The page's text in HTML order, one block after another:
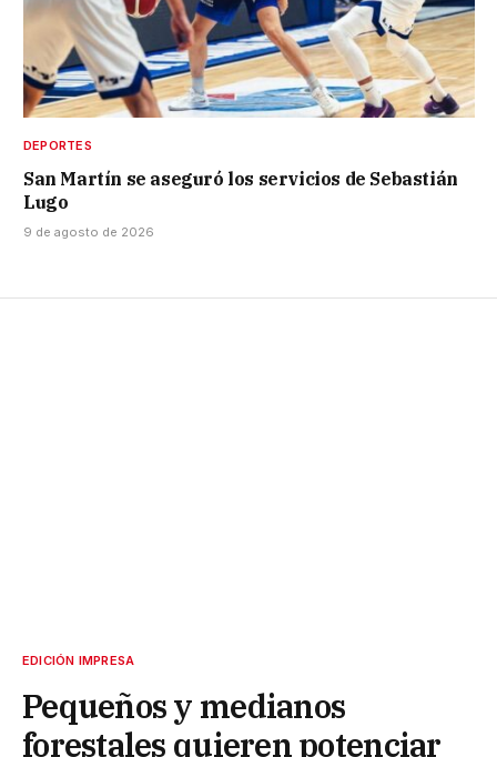
DEPORTES
San Martín se aseguró los servicios de Sebastián
Lugo
9 de agosto de 2026
EDICIÓN IMPRESA
Pequeños y medianos
forestales quieren potenciar